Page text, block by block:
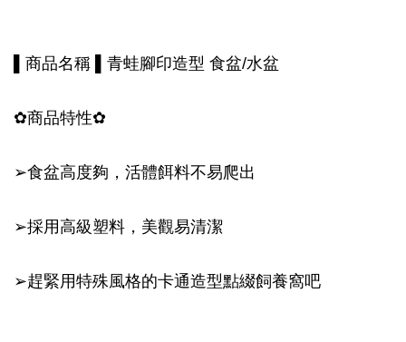
▌商品名稱 ▌青蛙腳印造型 食盆/水盆
✿商品特性✿
➢食盆高度夠，活體餌料不易爬出
➢採用高級塑料，美觀易清潔
➢趕緊用特殊風格的卡通造型點綴飼養窩吧